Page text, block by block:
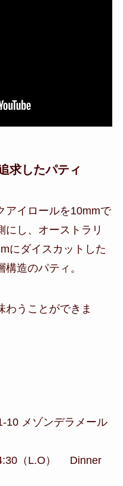
求したパティ
アイロールを10mmで
にし、オーストラリ
にダイスカットした
造のパティ。
わうことができま
10 メゾンデラメール
（L.O） Dinner